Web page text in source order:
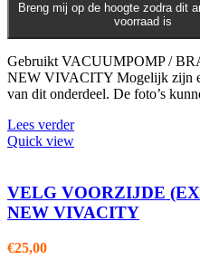
Breng mij op de hoogte zodra dit
voorraad is
Gebruikt VACUUMPOMP /
NEW VIVACITY Mogelijk zijn
van dit onderdeel. De foto’s
Lees verder
Quick view
VELG VOORZIJDE
NEW VIVACITY
€25,00